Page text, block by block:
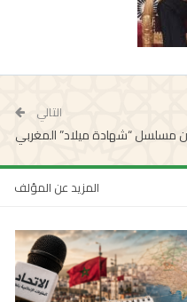
التالي
مسلسل “شهادة ميلاد” المغربي
المزيد عن المؤلف